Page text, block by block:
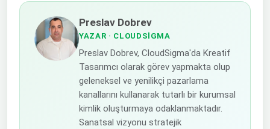
Preslav Dobrev
YAZAR · CLOUDSIGMA
Preslav Dobrev, CloudSigma'da Kreatif
Tasarımcı olarak görev yapmakta olup
geleneksel ve yenilikçi pazarlama
kanallarını kullanarak tutarlı bir kurumsal
kimlik oluşturmaya odaklanmaktadır.
Sanatsal vizyonu stratejik